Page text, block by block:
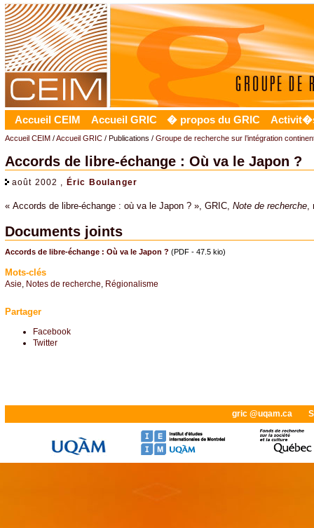
Accueil CEIM Accueil GRIC � propos du GRIC
Accueil CEIM/Accueil GRIC/ Publications / Groupe de recherche sur l’intégration
Accords de libre-échange : Où va le Japon ?
août 2002 , Éric Boulanger
« Accords de libre-échange : où va le Japon ? », GRIC, Note de recherche,
Documents joints
Accords de libre-échange : Où va le Japon ? (PDF - 47.5 kio)
Mots-clés
Asie Notes de recherche Régionalisme
Partager
Facebook
Twitter
gric @uqam.ca